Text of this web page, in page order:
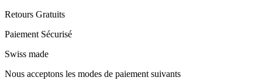
Retours Gratuits
Paiement Sécurisé
Swiss made
Nous acceptons les modes de paiement suivants